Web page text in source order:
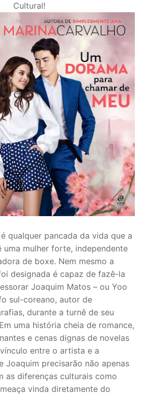
Cultural!
qualquer pancada da vida que a
uma mulher forte, independente
de boxe. Nem mesmo a
designada é capaz de fazê-la
Joaquim Matos – ou Yoo
sul-coreano, autor de
durante a turnê de seu
uma história cheia de romance,
e cenas dignas de novelas
entre o artista e a
Joaquim precisarão não apenas
as diferenças culturais como
vinda diretamente do